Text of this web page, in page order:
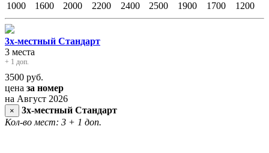
1000
1600 2000 2200 2400 2500 1900 1700 1200
3х-местный Стандарт
3 места
+ 1 доп.
3500 руб.
цена за номер
на Август 2026
×
3х-местный Стандарт
Кол-во мест: 3 + 1 доп.